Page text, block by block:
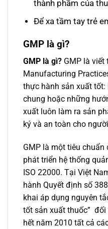
thành phầm của
Để xa tầm tay trẻ
GMP là gì?
GMP là gì? GMP là viết
Manufacturing
thực hành sản xuất
chung hoặc những
xuất luôn làm ra sản
ký và an toàn cho
GMP là một tiêu chuẩn
phát triển hệ thống
ISO 22000. Tại Việt
hành Quyết định số
khai áp dụng nguyên
tốt sản xuất thuốc”
hết năm 2010 tất cả